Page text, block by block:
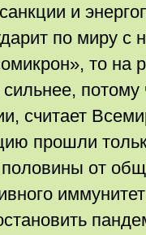
и
по миру с
то на
потому
считает
прошли
от